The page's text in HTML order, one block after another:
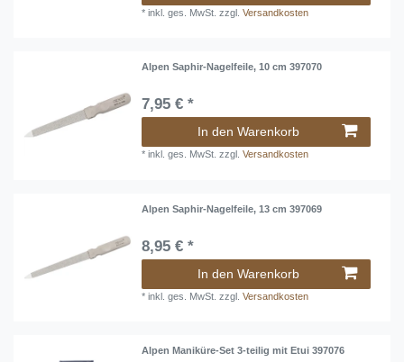
*inkl. ges. MwSt. zzgl.Versandkosten
Alpen Saphir-Nagelfeile, 10 cm 397070
7,95 € *
In den Warenkorb
*inkl. ges. MwSt. zzgl.Versandkosten
Alpen Saphir-Nagelfeile, 13 cm 397069
8,95 € *
In den Warenkorb
*inkl. ges. MwSt. zzgl.Versandkosten
Alpen Maniküre-Set 3-teilig mit Etui 397076